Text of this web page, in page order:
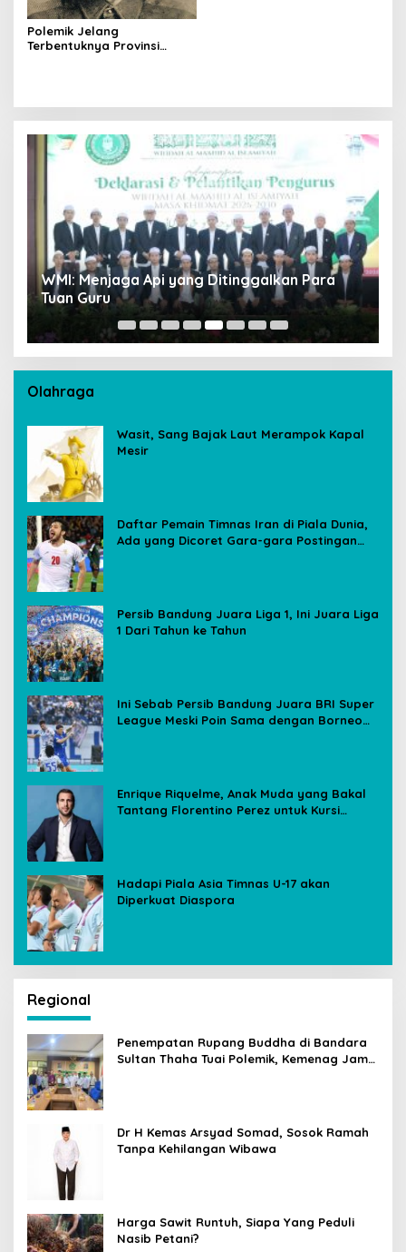
Polemik Jelang
Terbentuknya Provinsi
WMI: Menjaga Api yang Ditinggalkan Para
Tuan Guru
Olahraga
Wasit, Sang Bajak Laut Merampok Kapal
Mesir
Daftar Pemain Timnas Iran di Piala Dunia,
Ada yang Dicoret Gara-gara Postingan
Persib Bandung Juara Liga 1, Ini Juara Liga
1 Dari Tahun ke Tahun
Ini Sebab Persib Bandung Juara BRI Super
League Meski Poin Sama dengan Borneo
Enrique Riquelme, Anak Muda yang Bakal
Tantang Florentino Perez untuk Kursi
Hadapi Piala Asia Timnas U-17 akan
Diperkuat Diaspora
Regional
Penempatan Rupang Buddha di Bandara
Sultan Thaha Tuai Polemik, Kemenag Jambi
Dr H Kemas Arsyad Somad, Sosok Ramah
Tanpa Kehilangan Wibawa
Harga Sawit Runtuh, Siapa Yang Peduli
Nasib Petani?